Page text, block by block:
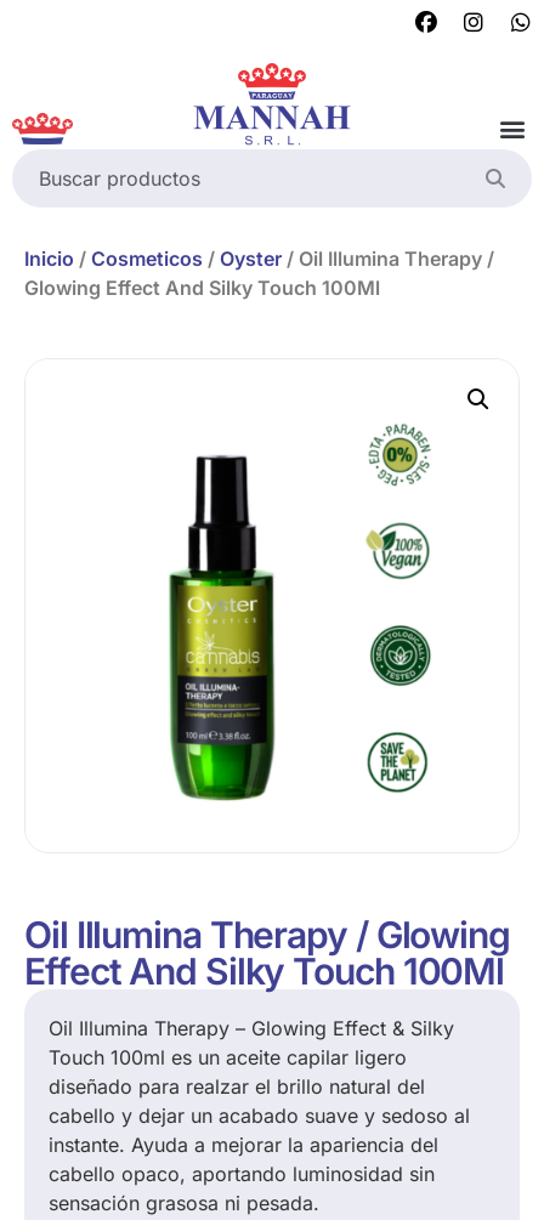
Inicio / Cosmeticos / Oyster / Oil Illumina Therapy /
Glowing Effect And Silky Touch 100Ml
Oil Illumina Therapy / Glowing
Effect And Silky Touch 100Ml
Oil Illumina Therapy – Glowing Effect & Silky
Touch 100ml es un aceite capilar ligero
diseñado para realzar el brillo natural del
cabello y dejar un acabado suave y sedoso al
instante. Ayuda a mejorar la apariencia del
cabello opaco, aportando luminosidad sin
sensación grasosa ni pesada.